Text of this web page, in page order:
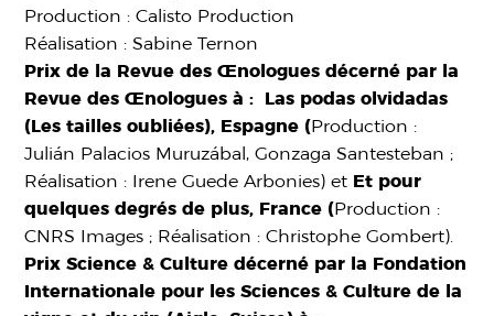
Production : Calisto Production
Réalisation : Sabine Ternon
Prix de la Revue des Œnologues décerné par la
Revue des Œnologues à : Las podas olvidadas
(Les tailles oubliées), Espagne (Production :
Julián Palacios Muruzábal, Gonzaga Santesteban ;
Réalisation : Irene Guede Arbonies) et Et pour
quelques degrés de plus, France (Production :
CNRS Images ; Réalisation : Christophe Gombert).
Prix Science & Culture décerné par la Fondation
Internationale pour les Sciences & Culture de la